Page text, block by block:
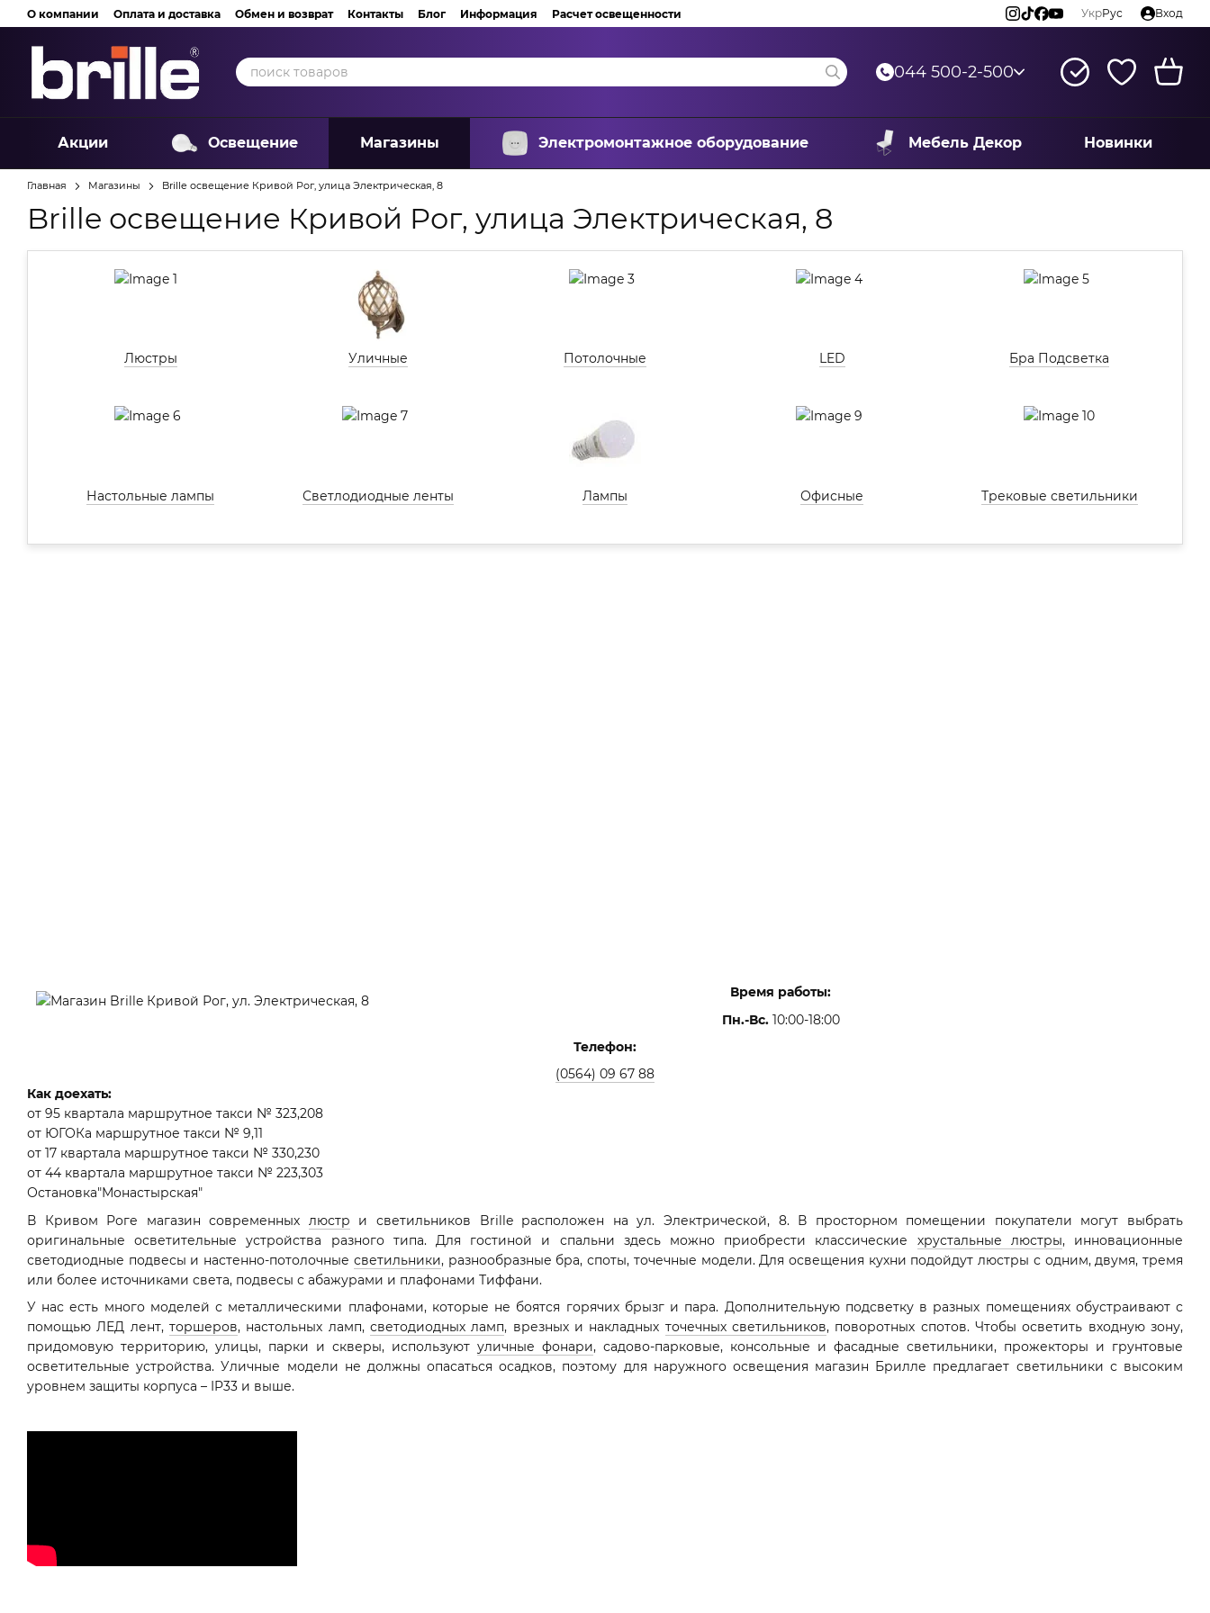
Перейти к основному контенту
О компании Оплата и доставка Обмен и возврат Контакты Блог Информация Расчет освещенности УкрРус Вход
044 500-2-500
Акции Освещение Магазины Электромонтажное оборудование Мебель Декор Новинки
Главная Магазины Brille освещение Кривой Рог, улица Электрическая, 8
Brille освещение Кривой Рог, улица Электрическая, 8
Люстры Уличные Потолочные LED Бра Подсветка
Настольные лампы Светлодиодные ленты Лампы Офисные Трековые светильники
Время работы:
Пн.-Вс. 10:00-18:00
Телефон:
(0564) 09 67 88
Как доехать:
от 95 квартала маршрутное такси № 323,208
от ЮГОКа маршрутное такси № 9,11
от 17 квартала маршрутное такси № 330,230
от 44 квартала маршрутное такси № 223,303
Остановка"Монастырская"
В Кривом Роге магазин современных люстр и светильников Brille расположен на ул. Электрической, 8. В просторном помещении покупатели могут выбрать
оригинальные осветительные устройства разного типа. Для гостиной и спальни здесь можно приобрести классические хрустальные люстры, инновационные
светодиодные подвесы и настенно-потолочные светильники, разнообразные бра, споты, точечные модели. Для освещения кухни подойдут люстры с одним, двумя, тремя
или более источниками света, подвесы с абажурами и плафонами Тиффани.
У нас есть много моделей с металлическими плафонами, которые не боятся горячих брызг и пара. Дополнительную подсветку в разных помещениях обустраивают с
помощью ЛЕД лент, торшеров, настольных ламп, светодиодных ламп, врезных и накладных точечных светильников, поворотных спотов. Чтобы осветить входную зону,
придомовую территорию, улицы, парки и скверы, используют уличные фонари, садово-парковые, консольные и фасадные светильники, прожекторы и грунтовые
осветительные устройства. Уличные модели не должны опасаться осадков, поэтому для наружного освещения магазин Брилле предлагает светильники с высоким
уровнем защиты корпуса – IP33 и выше.